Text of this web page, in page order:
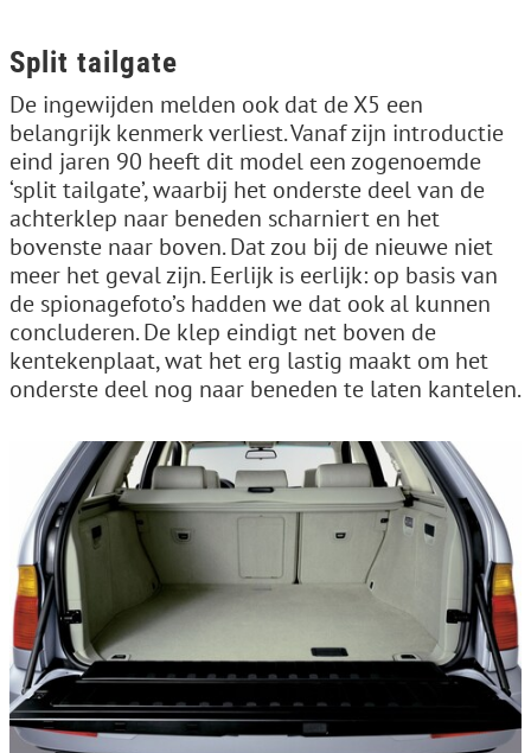
Split tailgate
De ingewijden melden ook dat de X5 een
belangrijk kenmerk verliest. Vanaf zijn introductie
eind jaren 90 heeft dit model een zogenoemde
‘split tailgate’, waarbij het onderste deel van de
achterklep naar beneden scharniert en het
bovenste naar boven. Dat zou bij de nieuwe niet
meer het geval zijn. Eerlijk is eerlijk: op basis van
de spionagefoto’s hadden we dat ook al kunnen
concluderen. De klep eindigt net boven de
kentekenplaat, wat het erg lastig maakt om het
onderste deel nog naar beneden te laten kantelen.